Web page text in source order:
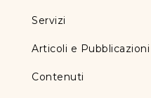
Servizi
Articoli e Pubblicazioni
Contenuti